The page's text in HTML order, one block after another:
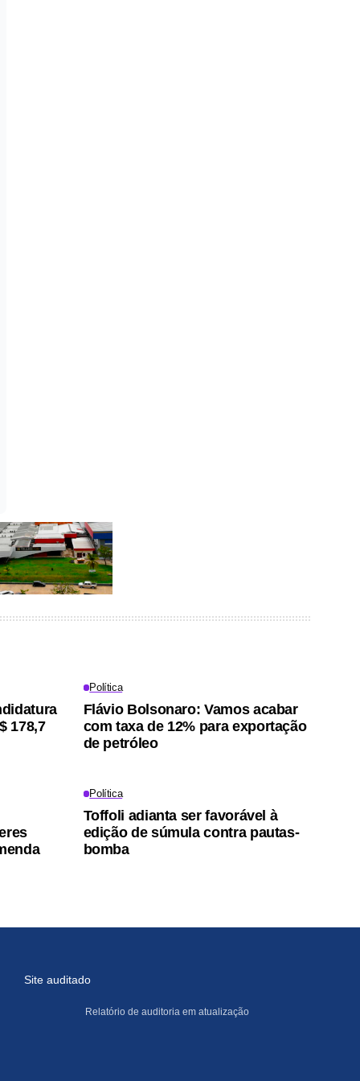
178,7
Política
Flávio Bolsonaro: Vamos acabar
com taxa de 12% para exportação
de petróleo
Política
Toffoli adianta ser favorável à
edição de súmula contra pautas-
bomba
Site auditado
Relatório de auditoria em atualização